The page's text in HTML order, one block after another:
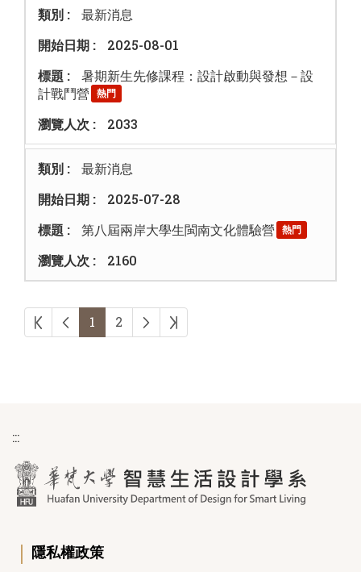
最新消息
2025-08-01
暑期新生先修課程：設計啟動與發想－設
計戰鬥營 熱門
2033
最新消息
2025-07-28
第八屆兩岸大學生閩南文化體驗營 熱門
2160
第一頁上一頁
1 2 下一頁最後頁
:::
｜ 隱私權政策